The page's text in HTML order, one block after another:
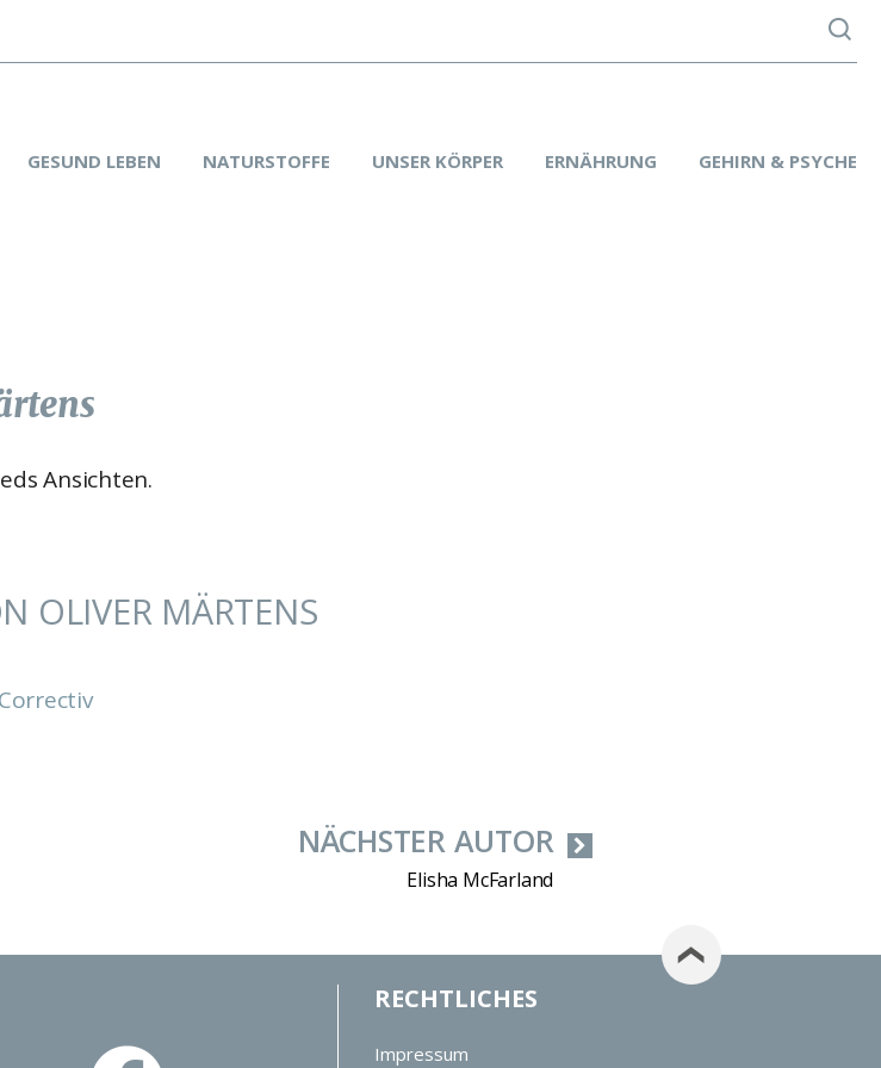
GESUND LEBEN NATURSTOFFE UNSER KÖRPER ERNÄHRUNG GEHIRN & PSYCHE
Ansichten.
OLIVER MÄRTENS
NÄCHSTER AUTOR
Elisha McFarland
RECHTLICHES
Impressum